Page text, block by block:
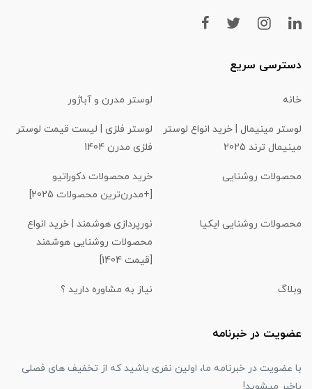
دسترسی سریع
خانه لوستر مدرن و آباژور
لوستر مینیمال | خرید انواع لوستر
مینیمال ترند 2025
لوستر فلزی | لیست قیمت لوستر
فلزی مدرن 1404
محصولات روشنایی
خرید محصولات دکوراتیو
[+مدرن‌ترین محصولات 2025]
محصولات روشنایی ایکیا
نورپردازی هوشمند | خرید انواع
محصولات روشنایی هوشمند
[قیمت 1404]
وبلاگ نیاز به مشاوره دارید ؟
عضویت در خبرنامه
با عضویت در خبرنامه ما، اولین نفری باشید که از تخفیف های فصلی